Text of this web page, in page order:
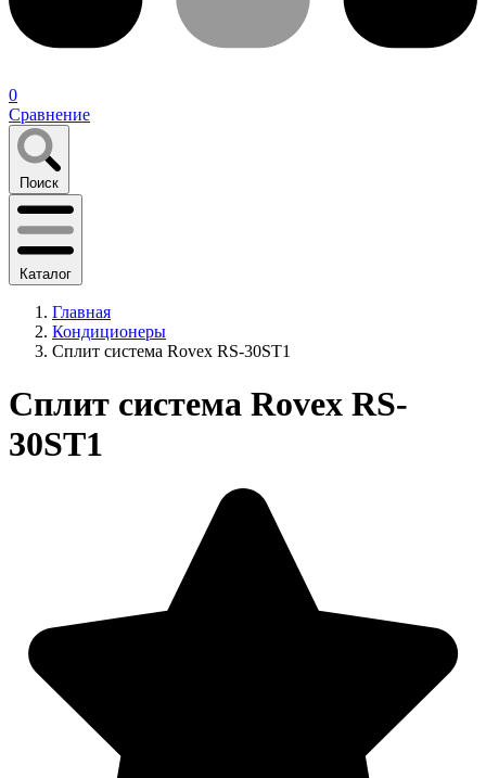
0
Сравнение
Поиск
Каталог
Главная
Кондиционеры
Сплит система Rovex RS-30ST1
Сплит система Rovex RS-
30ST1